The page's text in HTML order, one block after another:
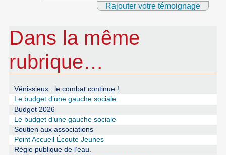
Rajouter votre témoignage
Dans la même
rubrique…
Vénissieux : le combat continue !
Le budget d’une gauche sociale.
Budget 2026
Le budget d’une gauche sociale
Soutien aux associations
Point Accueil Écoute Jeunes
Régie publique de l’eau.